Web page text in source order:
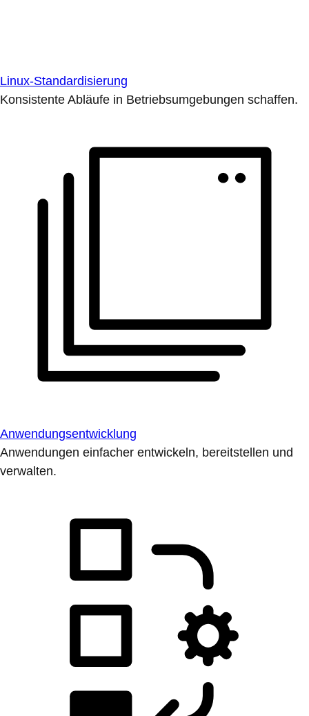
Linux-Standardisierung
Konsistente Abläufe in Betriebsumgebungen schaffen.
Anwendungsentwicklung
Anwendungen einfacher entwickeln, bereitstellen und
verwalten.